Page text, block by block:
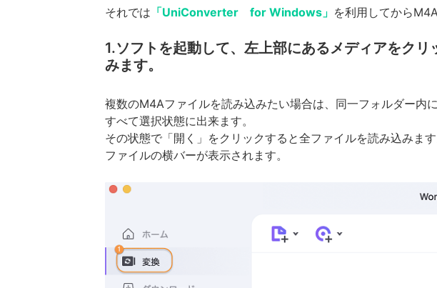
それでは 「UniConverter for Windows」 を利用してから
1.ソフトを起動して、左上部にあるメディアをク
みます。
複数のM4Aファイルを読み込みたい場合は、同一フォルダー
すべて選択状態に出来ます。
その状態で「開く」をクリックすると全ファイルを読み込みま
ファイルの横バーが表示されます。